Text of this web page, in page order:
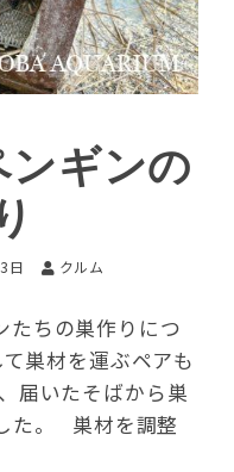
ギンの
日 クルム
たちの巣作りにつ
巣材を運ぶペアも
届いたそばから巣
た。 巣材を調整